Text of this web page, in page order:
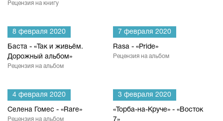
Рецензия на книгу
8 февраля 2020
Баста - «Так и живьём.
Дорожный альбом»
Рецензия на альбом
7 февраля 2020
Rasa - «Pride»
Рецензия на альбом
4 февраля 2020
Селена Гомес - «Rare»
Рецензия на альбом
3 февраля 2020
«Торба-на-Круче» - «Восток